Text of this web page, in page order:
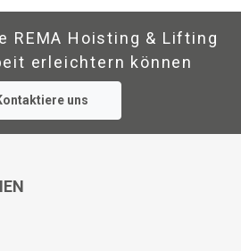
REMA Hoisting & Lifting
erleichtern können
uns